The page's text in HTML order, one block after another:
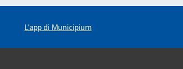
L'app di Municipium